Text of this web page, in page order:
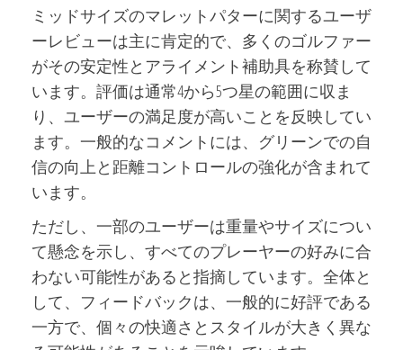
ミッドサイズのマレットパターに関するユーザ
ーレビューは主に肯定的で、多くのゴルファー
がその安定性とアライメント補助具を称賛して
います。評価は通常4から5つ星の範囲に収ま
り、ユーザーの満足度が高いことを反映してい
ます。一般的なコメントには、グリーンでの自
信の向上と距離コントロールの強化が含まれて
います。
ただし、一部のユーザーは重量やサイズについ
て懸念を示し、すべてのプレーヤーの好みに合
わない可能性があると指摘しています。全体と
して、フィードバックは、一般的に好評である
一方で、個々の快適さとスタイルが大きく異な